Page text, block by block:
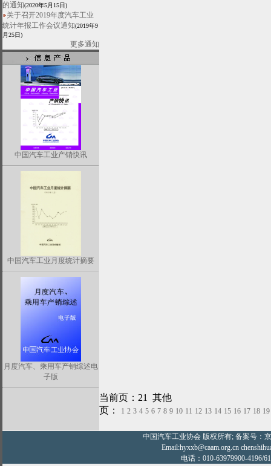
的通知(2020年5月15日)
关于召开2019年度汽车工业
统计年报工作会议通知(2019年9
月25日)
更多通知
中国汽车工业产销快讯
中国汽车工业月度统计摘要
月度汽车、乘用车产销综述电
子版
当前页：21 其他
页：
1 2 3 4 5 6 7 8 9 10 11 12 13 14 15 16 17 18 19
中国汽车工业协会 版权所有; 备案号：
Email:hyxxb@caam.org.cn
电话：010-63979900-4196/